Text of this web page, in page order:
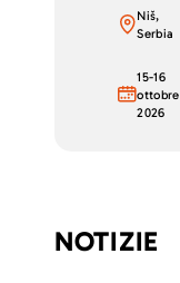
Niš,
Serbia
15-16
ottobre
2026
NOTIZIE